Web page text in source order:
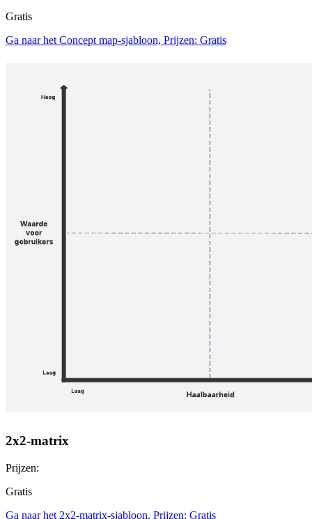
Gratis
Ga naar het Concept map-sjabloon, Prijzen: Gratis
2x2-matrix
Prijzen:
Gratis
Ga naar het 2x2-matrix-sjabloon, Prijzen: Gratis